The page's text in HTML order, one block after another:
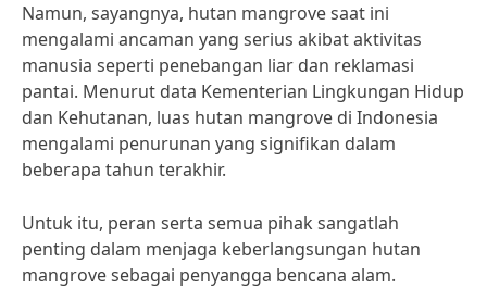
Namun, sayangnya, hutan mangrove saat ini
mengalami ancaman yang serius akibat aktivitas
manusia seperti penebangan liar dan reklamasi
pantai. Menurut data Kementerian Lingkungan Hidup
dan Kehutanan, luas hutan mangrove di Indonesia
mengalami penurunan yang signifikan dalam
beberapa tahun terakhir.
Untuk itu, peran serta semua pihak sangatlah
penting dalam menjaga keberlangsungan hutan
mangrove sebagai penyangga bencana alam.